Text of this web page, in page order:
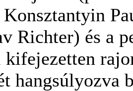
Konsztantyin
Richter) és a
hangsúlyozva